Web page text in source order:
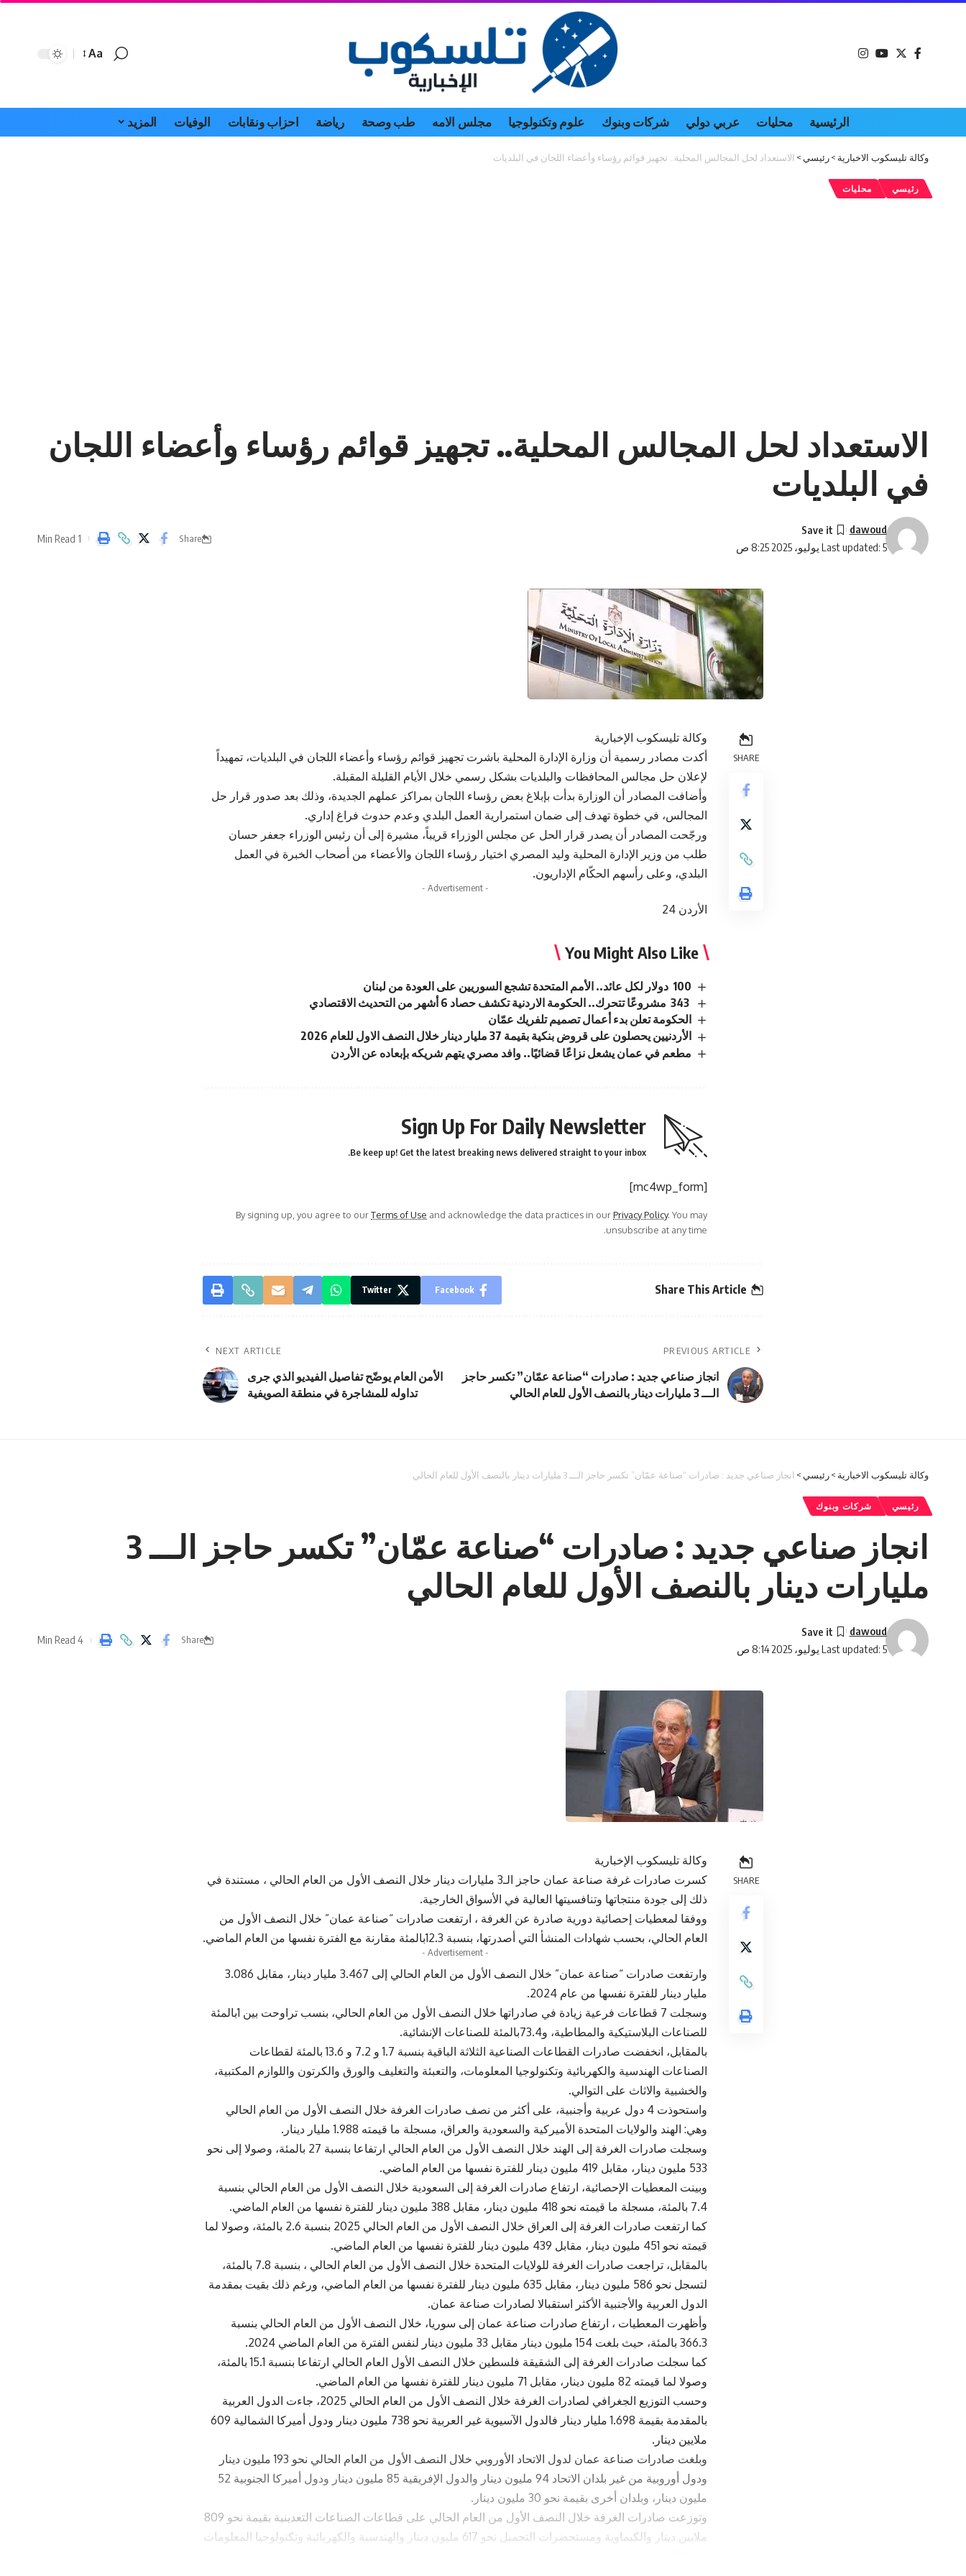
Font
Aa
الرئيسية محليات عربي دولي شركات وبنوك علوم وتكنولوجيا مجلس الامه طب وصحة رياضة احزاب ونقابات الوفيات المزيد
وكالة تليسكوب الاخبارية >رئيسي > الاستعداد لحل المجالس المحلية.. تجهيز قوائم رؤساء وأعضاء اللجان في البلديات
رئيسي محليات
الاستعداد لحل المجالس المحلية.. تجهيز قوائم رؤساء وأعضاء اللجان
في البلديات
Last updated: 5 يوليو، 2025 8:25 ص
dawoud
Share
1 Min Read
SHARE
وكالة تليسكوب الإخبارية
أكدت مصادر رسمية أن وزارة الإدارة المحلية باشرت تجهيز قوائم رؤساء وأعضاء اللجان في البلديات، تمهيداً
لإعلان حل مجالس المحافظات والبلديات بشكل رسمي خلال الأيام القليلة المقبلة.
وأضافت المصادر أن الوزارة بدأت بإبلاغ بعض رؤساء اللجان بمراكز عملهم الجديدة، وذلك بعد صدور قرار حل
المجالس، في خطوة تهدف إلى ضمان استمرارية العمل البلدي وعدم حدوث فراغ إداري.
ورجّحت المصادر أن يصدر قرار الحل عن مجلس الوزراء قريباً، مشيرة إلى أن رئيس الوزراء جعفر حسان
طلب من وزير الإدارة المحلية وليد المصري اختيار رؤساء اللجان والأعضاء من أصحاب الخبرة في العمل
البلدي، وعلى رأسهم الحكّام الإداريون.
- Advertisement -
الأردن 24
You Might Also Like
100 دولار لكل عائد.. الأمم المتحدة تشجع السوريين على العودة من لبنان
343 مشروعًا تتحرك.. الحكومة الاردنية تكشف حصاد 6 أشهر من التحديث الاقتصادي
الحكومة تعلن بدء أعمال تصميم تلفريك عمّان
الأردنيين يحصلون على قروض بنكية بقيمة 37 مليار دينار خلال النصف الاول للعام 2026
مطعم في عمان يشعل نزاعًا قضائيًا.. وافد مصري يتهم شريكه بإبعاده عن الأردن
Sign Up For Daily Newsletter
Be keep up! Get the latest breaking news delivered straight to your inbox.
[mc4wp_form]
By signing up, you agree to ourTerms of Use and acknowledge the data practices in ourPrivacy Policy. You may
unsubscribe at any time.
Share This Article
Facebook
Twitter
PREVIOUS ARTICLE
انجاز صناعي جديد : صادرات “صناعة عمّان” تكسر حاجز
الـــ 3 مليارات دينار بالنصف الأول للعام الحالي
NEXT ARTICLE
الأمن العام يوضّح تفاصيل الفيديو الذي جرى
تداوله للمشاجرة في منطقة الصويفية
وكالة تليسكوب الاخبارية >رئيسي > انجاز صناعي جديد : صادرات “صناعة عمّان” تكسر حاجز الـــ 3 مليارات دينار بالنصف الأول للعام الحالي
رئيسي شركات وبنوك
انجاز صناعي جديد : صادرات “صناعة عمّان” تكسر حاجز الـــ 3
مليارات دينار بالنصف الأول للعام الحالي
Last updated: 5 يوليو، 2025 8:14 ص
dawoud
Share
4 Min Read
SHARE
وكالة تليسكوب الإخبارية
كسرت صادرات غرفة صناعة عمان حاجز الـ3 مليارات دينار خلال النصف الأول من العام الحالي ، مستندة في
ذلك إلى جودة منتجاتها وتنافسيتها العالية في الأسواق الخارجية.
ووفقا لمعطيات إحصائية دورية صادرة عن الغرفة ، ارتفعت صادرات “صناعة عمان” خلال النصف الأول من
العام الحالي، بحسب شهادات المنشأ التي أصدرتها، بنسبة 12.3بالمئة مقارنة مع الفترة نفسها من العام الماضي.
- Advertisement -
وارتفعت صادرات “صناعة عمان” خلال النصف الأول من العام الحالي إلى 3.467 مليار دينار، مقابل 3.086
مليار دينار للفترة نفسها من عام 2024.
وسجلت 7 قطاعات فرعية زيادة في صادراتها خلال النصف الأول من العام الحالي، بنسب تراوحت بين 1بالمئة
للصناعات البلاستيكية والمطاطية، و73.4بالمئة للصناعات الإنشائية.
بالمقابل، انخفضت صادرات القطاعات الصناعية الثلاثة الباقية بنسبة 1.7 و 7.2 و 13.6 بالمئة لقطاعات
الصناعات الهندسية والكهربائية وتكنولوجيا المعلومات، والتعبئة والتغليف والورق والكرتون واللوازم المكتبية،
والخشبية والاثاث على التوالي.
واستحوذت 4 دول عربية وأجنبية، على أكثر من نصف صادرات الغرفة خلال النصف الأول من العام الحالي
وهي: الهند والولايات المتحدة الأميركية والسعودية والعراق، مسجلة ما قيمته 1.988 مليار دينار.
وسجلت صادرات الغرفة إلى الهند خلال النصف الأول من العام الحالي ارتفاعا بنسبة 27 بالمئة، وصولا إلى نحو
533 مليون دينار، مقابل 419 مليون دينار للفترة نفسها من العام الماضي.
وبينت المعطيات الإحصائية، ارتفاع صادرات الغرفة إلى السعودية خلال النصف الأول من العام الحالي بنسبة
7.4 بالمئة، مسجلة ما قيمته نحو 418 مليون دينار، مقابل 388 مليون دينار للفترة نفسها من العام الماضي.
كما ارتفعت صادرات الغرفة إلى العراق خلال النصف الأول من العام الحالي 2025 بنسبة 2.6 بالمئة، وصولا لما
قيمته نحو 451 مليون دينار، مقابل 439 مليون دينار للفترة نفسها من العام الماضي.
بالمقابل، تراجعت صادرات الغرفة للولايات المتحدة خلال النصف الأول من العام الحالي ، بنسبة 7.8 بالمئة،
لتسجل نحو 586 مليون دينار، مقابل 635 مليون دينار للفترة نفسها من العام الماضي، ورغم ذلك بقيت بمقدمة
الدول العربية والأجنبية الأكثر استقبالا لصادرات صناعة عمان.
وأظهرت المعطيات ، ارتفاع صادرات صناعة عمان إلى سوريا، خلال النصف الأول من العام الحالي بنسبة
366.3 بالمئة، حيث بلغت 154 مليون دينار مقابل 33 مليون دينار لنفس الفترة من العام الماضي 2024.
كما سجلت صادرات الغرفة إلى الشقيقة فلسطين خلال النصف الأول العام الحالي ارتفاعا بنسبة 15.1 بالمئة،
وصولا لما قيمته 82 مليون دينار، مقابل 71 مليون دينار للفترة نفسها من العام الماضي.
وحسب التوزيع الجغرافي لصادرات الغرفة خلال النصف الأول من العام الحالي 2025، جاءت الدول العربية
بالمقدمة بقيمة 1.698 مليار دينار فالدول الآسيوية غير العربية نحو 738 مليون دينار ودول أميركا الشمالية 609
ملايين دينار.
وبلغت صادرات صناعة عمان لدول الاتحاد الأوروبي خلال النصف الأول من العام الحالي نحو 193 مليون دينار
ودول أوروبية من غير بلدان الاتحاد 94 مليون دينار والدول الإفريقية 85 مليون دينار ودول أميركا الجنوبية 52
مليون دينار، وبلدان أخرى بقيمة نحو 30 مليون دينار.
وتوزعت صادرات الغرفة خلال النصف الأول من العام الحالي على قطاعات الصناعات التعدينية بقيمة نحو 809
ملايين دينار والكيماوية ومستحضرات التجميل نحو 617 مليون دينار والهندسية والكهربائية وتكنولوجيا المعلومات